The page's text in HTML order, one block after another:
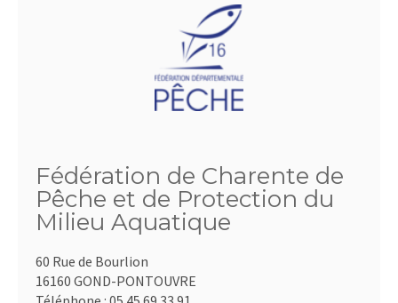
Fédération de Charente de
Pêche et de Protection du
Milieu Aquatique
60 Rue de Bourlion
16160 GOND-PONTOUVRE